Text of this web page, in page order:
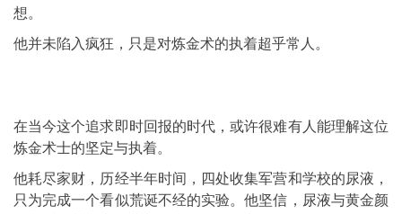
想。
他并未陷入疯狂，只是对炼金术的执着超乎常人。
在当今这个追求即时回报的时代，或许很难有人能理解这位
炼金术士的坚定与执着。
他耗尽家财，历经半年时间，四处收集军营和学校的尿液，
只为完成一个看似荒诞不经的实验。他坚信，尿液与黄金颜